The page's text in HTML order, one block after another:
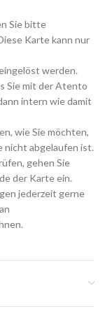
Sie bitte
Karte kann nur
werden.
Sie mit der Atento
intern wie damit
wie Sie möchten,
nicht abgelaufen ist.
gehen Sie
der Karte ein.
jederzeit gerne